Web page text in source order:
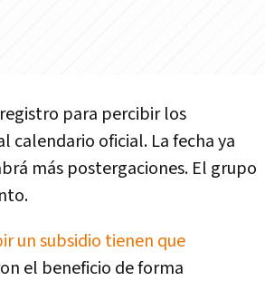
para percibir los
calendario oficial. La fecha ya
más postergaciones. El grupo
un subsidio tienen que
el beneficio de forma